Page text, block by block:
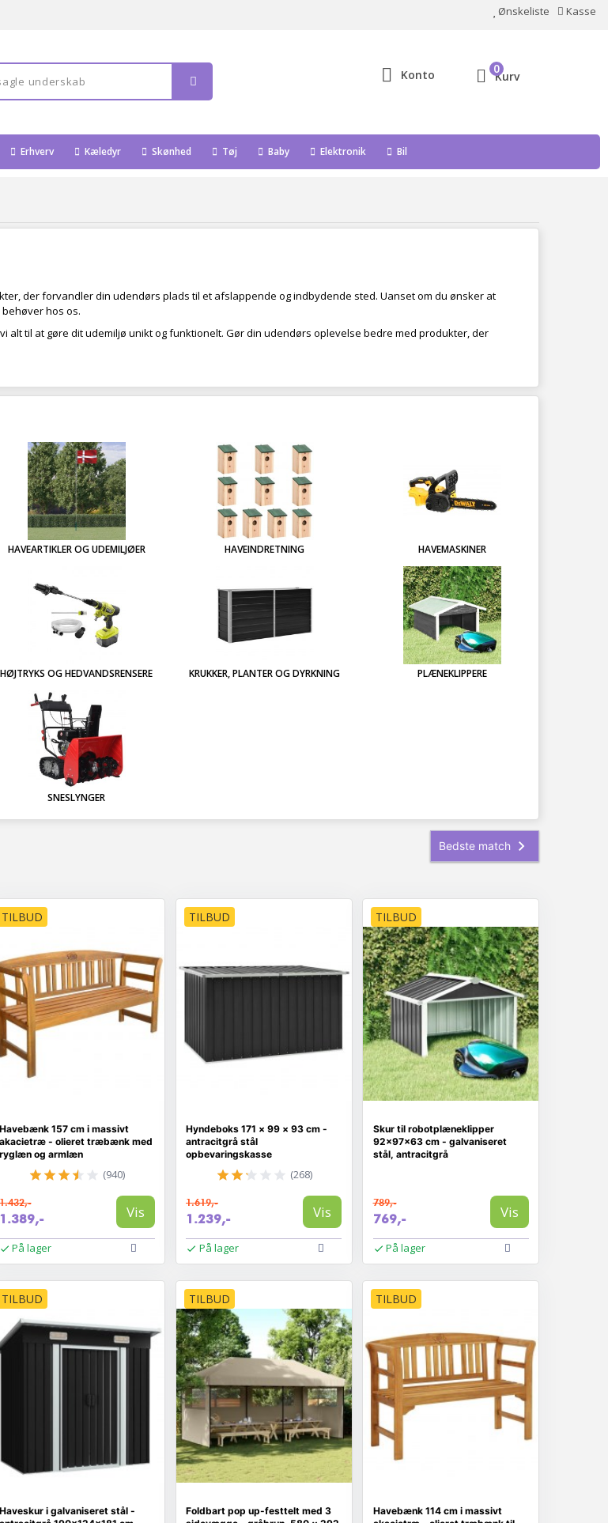
Ønskeliste Kasse
Konto Kurv
0
Erhverv Kæledyr Skønhed Tøj Baby Elektronik Bil
der forvandler din udendørs plads til et afslappende og indbydende sted. Uanset om du ønsker at
hos os.
alt til at gøre dit udemiljø unikt og funktionelt. Gør din udendørs oplevelse bedre med produkter, der
HAVEARTIKLER OG UDEMILJØER HAVEINDRETNING HAVEMASKINER
HØJTRYKS OG HEDVANDSRENSERE KRUKKER, PLANTER OG DYRKNING PLÆNEKLIPPERE
SNESLYNGER
TILBUD
Havebænk 157 cm i massivt
akacietræ - olieret træbænk med
ryglæn og armlæn
(940)
1.389,- Vis
På lager
TILBUD
Hyndeboks 171 × 99 × 93 cm -
antracitgrå stål
opbevaringskasse
(268)
1.619,-
1.239,- Vis
På lager
TILBUD
Skur til robotplæneklipper
92×97×63 cm - galvaniseret
stål, antracitgrå
789,-
769,- Vis
På lager
TILBUD
Haveskur i galvaniseret stål -
TILBUD
Foldbart pop up-festtelt med 3
TILBUD
Havebænk 114 cm i massivt